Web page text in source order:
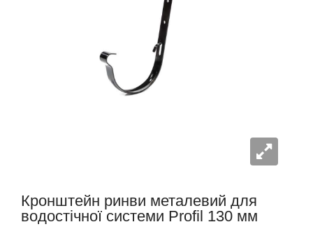
Кронштейн ринви металевий для
водостічної системи Profil 130 мм